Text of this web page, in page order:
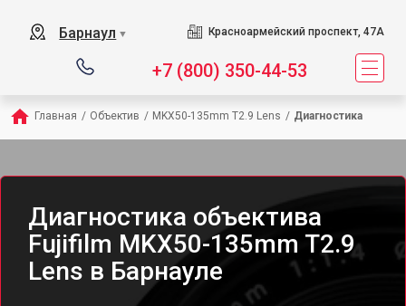
Барнаул ▼ Красноармейский проспект, 47А
+7 (800) 350-44-53
Главная / Объектив / MKX50-135mm T2.9 Lens / Диагностика
Диагностика объектива
Fujifilm MKX50-135mm T2.9
Lens в Барнауле